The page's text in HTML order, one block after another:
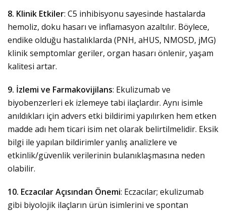
8. Klinik Etkiler: C5 inhibisyonu sayesinde hastalarda
hemoliz, doku hasarı ve inflamasyon azaltılır. Böylece,
endike olduğu hastalıklarda (PNH, aHUS, NMOSD, jMG)
klinik semptomlar geriler, organ hasarı önlenir, yaşam
kalitesi artar.
9. İzlemi ve Farmakovijilans: Ekulizumab ve
biyobenzerleri ek izlemeye tabi ilaçlardır. Aynı isimle
anıldıkları için advers etki bildirimi yapılırken hem etken
madde adı hem ticari isim net olarak belirtilmelidir. Eksik
bilgi ile yapılan bildirimler yanlış analizlere ve
etkinlik/güvenlik verilerinin bulanıklaşmasına neden
olabilir.
10. Eczacılar Açısından Önemi: Eczacılar; ekulizumab
gibi biyolojik ilaçların ürün isimlerini ve spontan